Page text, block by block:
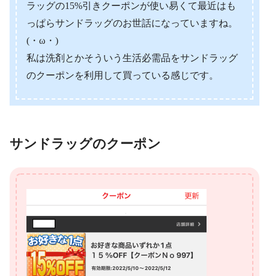
ラッグの15%引きクーポンが使い易くて最近はも
っぱらサンドラッグのお世話になっていますね。
(・ω・)
私は洗剤とかそういう生活必需品をサンドラッグ
のクーポンを利用して買っている感じです。
サンドラッグのクーポン